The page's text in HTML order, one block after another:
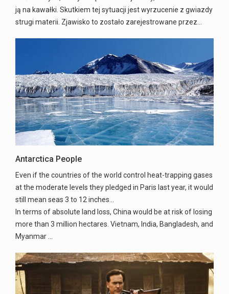
ją na kawałki. Skutkiem tej sytuacji jest wyrzucenie z gwiazdy
strugi materii. Zjawisko to zostało zarejestrowane przez…
Antarctica People
Even if the countries of the world control heat-trapping gases
at the moderate levels they pledged in Paris last year, it would
still mean seas 3 to 12 inches...
In terms of absolute land loss, China would be at risk of losing
more than 3 million hectares. Vietnam, India, Bangladesh, and
Myanmar ...